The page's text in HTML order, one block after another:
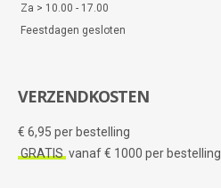
Za > 10.00 - 17.00
Feestdagen gesloten
VERZENDKOSTEN
€ 6,95 per bestelling
GRATIS vanaf € 1000 per bestelling